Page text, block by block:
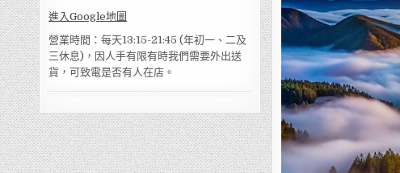
進入Google地圖
營業時間：每天13:15-21:45 (年初一、二及
三休息)，因人手有限有時我們需要外出送
貨，可致電是否有人在店。